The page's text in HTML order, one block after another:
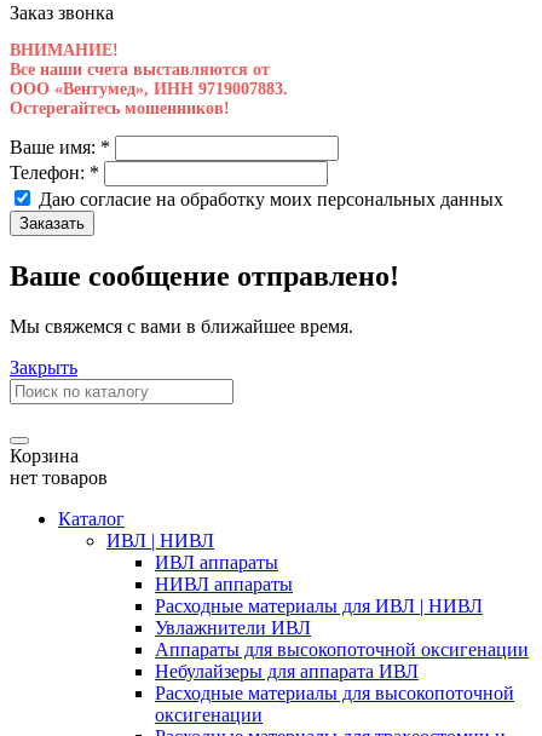
Заказ звонка
ВНИМАНИЕ!
Все наши счета выставляются от
ООО «Вентумед», ИНН 9719007883.
Остерегайтесь мошенников!
Ваше имя: *
Телефон: *
Даю согласие на обработку моих персональных данных
Заказать
Ваше сообщение отправлено!
Мы свяжемся с вами в ближайшее время.
Закрыть
Корзина
нет товаров
Каталог
ИВЛ | НИВЛ
ИВЛ аппараты
НИВЛ аппараты
Расходные материалы для ИВЛ | НИВЛ
Увлажнители ИВЛ
Аппараты для высокопоточной оксигенации
Небулайзеры для аппарата ИВЛ
Расходные материалы для высокопоточной
оксигенации